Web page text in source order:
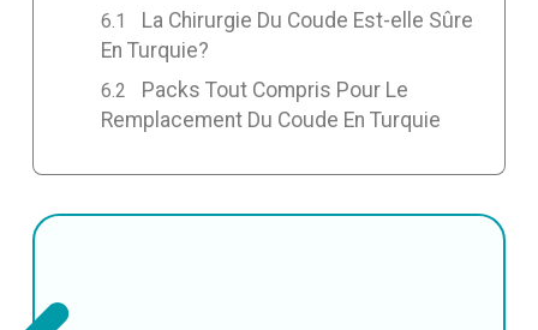
La Chirurgie Du Coude Est-elle Sûre
En Turquie?
Packs Tout Compris Pour Le
Remplacement Du Coude En Turquie